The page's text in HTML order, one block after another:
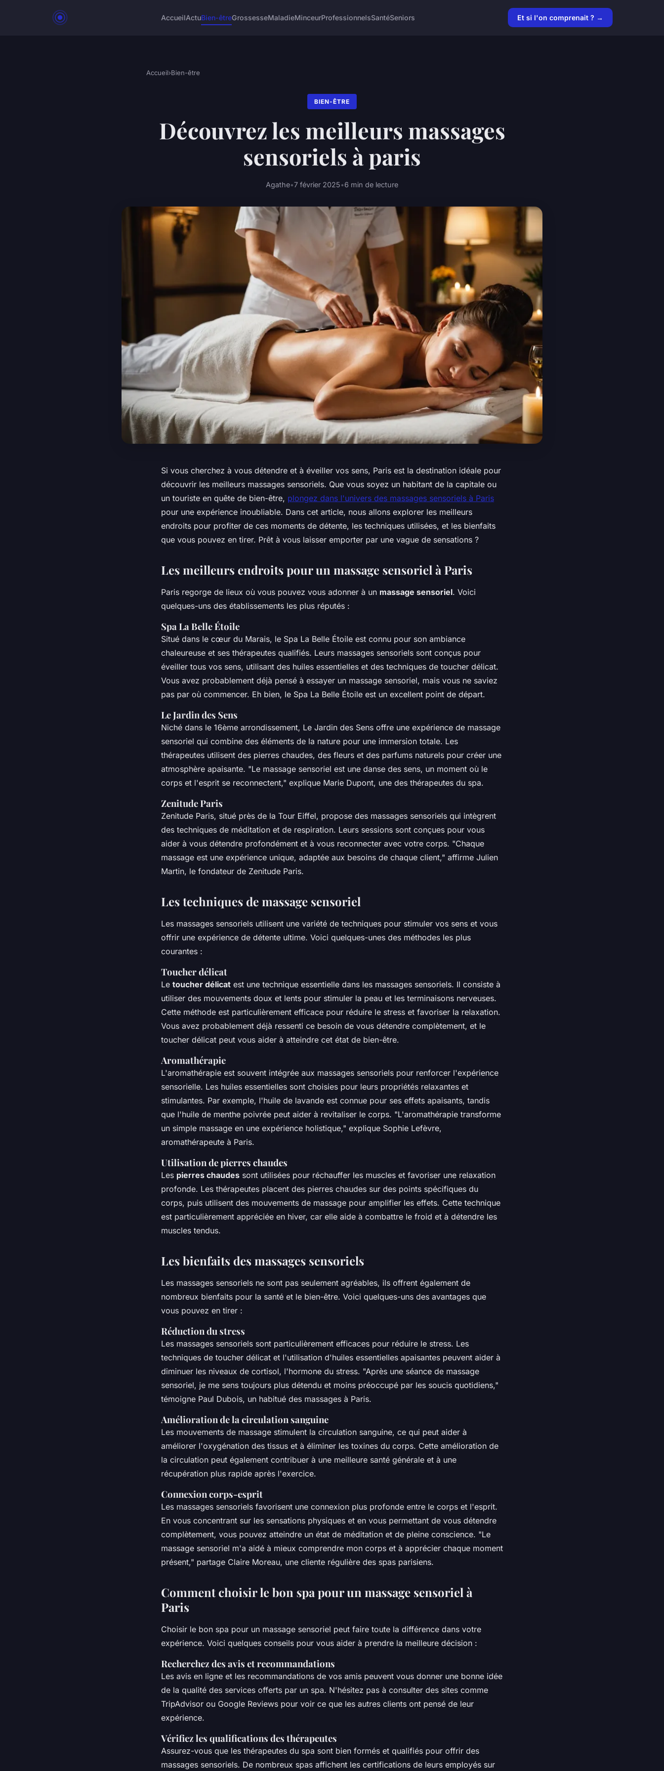
AccueilActuBien-êtreGrossesseMaladieMinceurProfessionnelsSantéSeniors Et si l'on comprenait ? →
Accueil›Bien-être
BIEN-ÊTRE
Découvrez les meilleurs massages
sensoriels à paris
Agathe•7 février 2025•6 min de lecture
Si vous cherchez à vous détendre et à éveiller vos sens, Paris est la destination idéale pour
découvrir les meilleurs massages sensoriels. Que vous soyez un habitant de la capitale ou
un touriste en quête de bien-être, plongez dans l'univers des massages sensoriels à Paris
pour une expérience inoubliable. Dans cet article, nous allons explorer les meilleurs
endroits pour profiter de ces moments de détente, les techniques utilisées, et les bienfaits
que vous pouvez en tirer. Prêt à vous laisser emporter par une vague de sensations ?
Les meilleurs endroits pour un massage sensoriel à Paris
Paris regorge de lieux où vous pouvez vous adonner à un massage sensoriel. Voici
quelques-uns des établissements les plus réputés :
Spa La Belle Étoile
Situé dans le cœur du Marais, le Spa La Belle Étoile est connu pour son ambiance
chaleureuse et ses thérapeutes qualifiés. Leurs massages sensoriels sont conçus pour
éveiller tous vos sens, utilisant des huiles essentielles et des techniques de toucher délicat.
Vous avez probablement déjà pensé à essayer un massage sensoriel, mais vous ne saviez
pas par où commencer. Eh bien, le Spa La Belle Étoile est un excellent point de départ.
Le Jardin des Sens
Niché dans le 16ème arrondissement, Le Jardin des Sens offre une expérience de massage
sensoriel qui combine des éléments de la nature pour une immersion totale. Les
thérapeutes utilisent des pierres chaudes, des fleurs et des parfums naturels pour créer une
atmosphère apaisante. "Le massage sensoriel est une danse des sens, un moment où le
corps et l'esprit se reconnectent," explique Marie Dupont, une des thérapeutes du spa.
Zenitude Paris
Zenitude Paris, situé près de la Tour Eiffel, propose des massages sensoriels qui intègrent
des techniques de méditation et de respiration. Leurs sessions sont conçues pour vous
aider à vous détendre profondément et à vous reconnecter avec votre corps. "Chaque
massage est une expérience unique, adaptée aux besoins de chaque client," affirme Julien
Martin, le fondateur de Zenitude Paris.
Les techniques de massage sensoriel
Les massages sensoriels utilisent une variété de techniques pour stimuler vos sens et vous
offrir une expérience de détente ultime. Voici quelques-unes des méthodes les plus
courantes :
Toucher délicat
Le toucher délicat est une technique essentielle dans les massages sensoriels. Il consiste à
utiliser des mouvements doux et lents pour stimuler la peau et les terminaisons nerveuses.
Cette méthode est particulièrement efficace pour réduire le stress et favoriser la relaxation.
Vous avez probablement déjà ressenti ce besoin de vous détendre complètement, et le
toucher délicat peut vous aider à atteindre cet état de bien-être.
Aromathérapie
L'aromathérapie est souvent intégrée aux massages sensoriels pour renforcer l'expérience
sensorielle. Les huiles essentielles sont choisies pour leurs propriétés relaxantes et
stimulantes. Par exemple, l'huile de lavande est connue pour ses effets apaisants, tandis
que l'huile de menthe poivrée peut aider à revitaliser le corps. "L'aromathérapie transforme
un simple massage en une expérience holistique," explique Sophie Lefèvre,
aromathérapeute à Paris.
Utilisation de pierres chaudes
Les pierres chaudes sont utilisées pour réchauffer les muscles et favoriser une relaxation
profonde. Les thérapeutes placent des pierres chaudes sur des points spécifiques du
corps, puis utilisent des mouvements de massage pour amplifier les effets. Cette technique
est particulièrement appréciée en hiver, car elle aide à combattre le froid et à détendre les
muscles tendus.
Les bienfaits des massages sensoriels
Les massages sensoriels ne sont pas seulement agréables, ils offrent également de
nombreux bienfaits pour la santé et le bien-être. Voici quelques-uns des avantages que
vous pouvez en tirer :
Réduction du stress
Les massages sensoriels sont particulièrement efficaces pour réduire le stress. Les
techniques de toucher délicat et l'utilisation d'huiles essentielles apaisantes peuvent aider à
diminuer les niveaux de cortisol, l'hormone du stress. "Après une séance de massage
sensoriel, je me sens toujours plus détendu et moins préoccupé par les soucis quotidiens,"
témoigne Paul Dubois, un habitué des massages à Paris.
Amélioration de la circulation sanguine
Les mouvements de massage stimulent la circulation sanguine, ce qui peut aider à
améliorer l'oxygénation des tissus et à éliminer les toxines du corps. Cette amélioration de
la circulation peut également contribuer à une meilleure santé générale et à une
récupération plus rapide après l'exercice.
Connexion corps-esprit
Les massages sensoriels favorisent une connexion plus profonde entre le corps et l'esprit.
En vous concentrant sur les sensations physiques et en vous permettant de vous détendre
complètement, vous pouvez atteindre un état de méditation et de pleine conscience. "Le
massage sensoriel m'a aidé à mieux comprendre mon corps et à apprécier chaque moment
présent," partage Claire Moreau, une cliente régulière des spas parisiens.
Comment choisir le bon spa pour un massage sensoriel à
Paris
Choisir le bon spa pour un massage sensoriel peut faire toute la différence dans votre
expérience. Voici quelques conseils pour vous aider à prendre la meilleure décision :
Recherchez des avis et recommandations
Les avis en ligne et les recommandations de vos amis peuvent vous donner une bonne idée
de la qualité des services offerts par un spa. N'hésitez pas à consulter des sites comme
TripAdvisor ou Google Reviews pour voir ce que les autres clients ont pensé de leur
expérience.
Vérifiez les qualifications des thérapeutes
Assurez-vous que les thérapeutes du spa sont bien formés et qualifiés pour offrir des
massages sensoriels. De nombreux spas affichent les certifications de leurs employés sur